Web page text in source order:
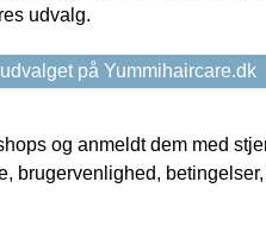
udvalg.
på Yummihaircare.dk
og anmeldt dem med
brugervenlighed,